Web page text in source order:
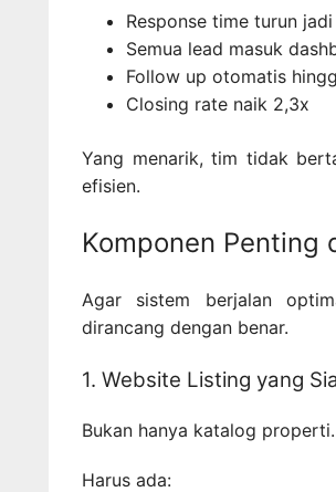
Response time turun
Semua lead masuk
Follow up otomatis
Closing rate naik 2,3x
Yang menarik, tim tidak
efisien.
Komponen Penting
Agar sistem berjalan
dirancang dengan benar.
1. Website Listing yang
Bukan hanya katalog properti.
Harus ada: